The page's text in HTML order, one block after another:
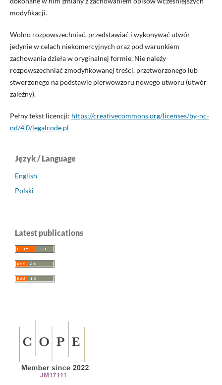
modyfikacji.
Wolno rozpowszechniać, przedstawiać i wykonywać utwór
jedynie w celach niekomercyjnych oraz pod warunkiem
zachowania dzieła w oryginalnej formie. Nie należy
rozpowszechniać zmodyfikowanej treści, przetworzonego lub
stworzonego na podstawie pierwowzoru nowego utworu (utwór
zależny).
Pełny tekst licencji: https://creativecommons.org/licenses/by-nc-
nd/4.0/legalcode.pl
Język / Language
English
Polski
Latest publications